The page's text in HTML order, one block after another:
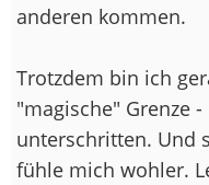
anderen kommen.
Trotzdem bin ich
"magische" Grenze
unterschritten. Und
fühle mich wohler.